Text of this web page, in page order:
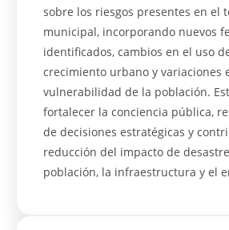
sobre los riesgos presentes en el
municipal, incorporando nuevos
identificados, cambios en el uso
crecimiento urbano y variaciones
vulnerabilidad de la población.
fortalecer la conciencia pública,
de decisiones estratégicas y
reducción del impacto de
población, la infraestructura y el